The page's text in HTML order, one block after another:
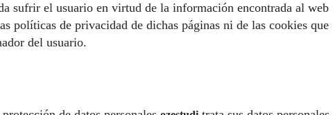
sufrir el usuario en virtud de la información encontrada al web
políticas de privacidad de dichas páginas ni de las cookies que
del usuario.